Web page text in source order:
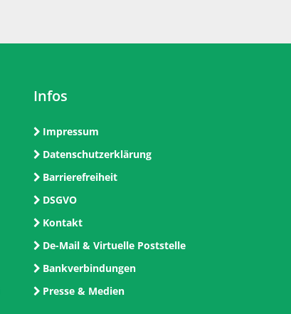
Infos
Impressum
Datenschutzerklärung
Barrierefreiheit
DSGVO
Kontakt
De-Mail & Virtuelle Poststelle
Bankverbindungen
Presse & Medien